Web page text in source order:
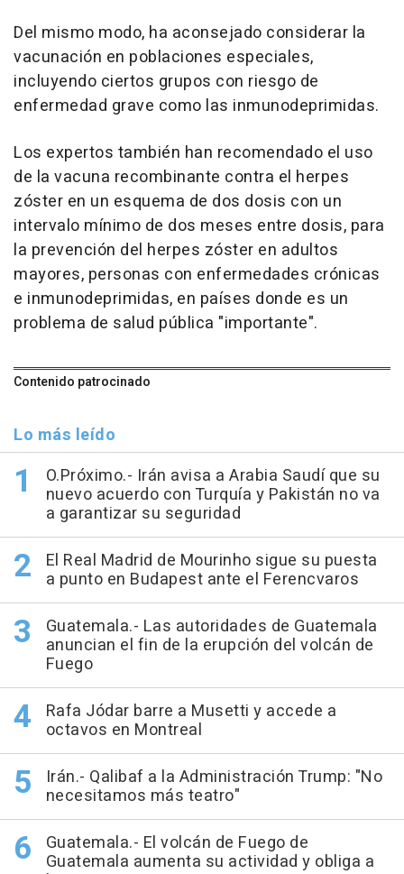
Del mismo modo, ha aconsejado considerar la
vacunación en poblaciones especiales,
incluyendo ciertos grupos con riesgo de
enfermedad grave como las inmunodeprimidas.
Los expertos también han recomendado el uso
de la vacuna recombinante contra el herpes
zóster en un esquema de dos dosis con un
intervalo mínimo de dos meses entre dosis, para
la prevención del herpes zóster en adultos
mayores, personas con enfermedades crónicas
e inmunodeprimidas, en países donde es un
problema de salud pública "importante".
Contenido patrocinado
Lo más leído
O.Próximo.- Irán avisa a Arabia Saudí que su
nuevo acuerdo con Turquía y Pakistán no va
a garantizar su seguridad
El Real Madrid de Mourinho sigue su puesta
a punto en Budapest ante el Ferencvaros
Guatemala.- Las autoridades de Guatemala
anuncian el fin de la erupción del volcán de
Fuego
Rafa Jódar barre a Musetti y accede a
octavos en Montreal
Irán.- Qalibaf a la Administración Trump: "No
necesitamos más teatro"
Guatemala.- El volcán de Fuego de
Guatemala aumenta su actividad y obliga a